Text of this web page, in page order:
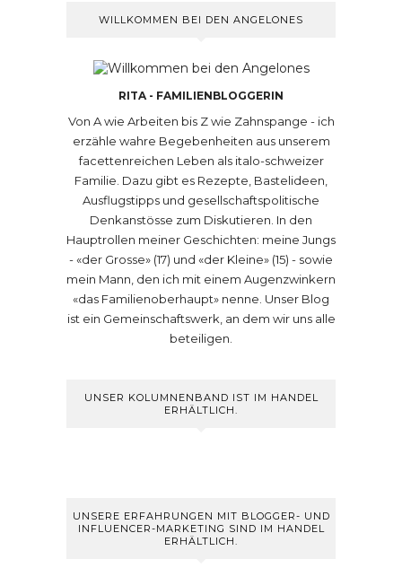
WILLKOMMEN BEI DEN ANGELONES
RITA - FAMILIENBLOGGERIN
Von A wie Arbeiten bis Z wie Zahnspange - ich
erzähle wahre Begebenheiten aus unserem
facettenreichen Leben als italo-schweizer
Familie. Dazu gibt es Rezepte, Bastelideen,
Ausflugstipps und gesellschaftspolitische
Denkanstösse zum Diskutieren. In den
Hauptrollen meiner Geschichten: meine Jungs
- «der Grosse» (17) und «der Kleine» (15) - sowie
mein Mann, den ich mit einem Augenzwinkern
«das Familienoberhaupt» nenne. Unser Blog
ist ein Gemeinschaftswerk, an dem wir uns alle
beteiligen.
UNSER KOLUMNENBAND IST IM HANDEL
ERHÄLTLICH.
UNSERE ERFAHRUNGEN MIT BLOGGER- UND
INFLUENCER-MARKETING SIND IM HANDEL
ERHÄLTLICH.